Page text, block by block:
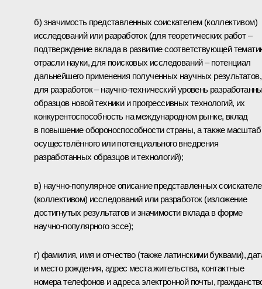
б) значимость представленных соискателем (коллективом)
исследований или разработок (для теоретических работ –
подтверждение вклада в развитие соответствующей
отрасли науки, для поисковых исследований – потенциал
дальнейшего применения полученных научных результатов,
для разработок – научно-технический уровень
образцов новой техники и прогрессивных технологий, их
конкурентоспособность на международном рынке, вклад
в повышение обороноспособности страны, а также масштаб
осуществлённого или потенциального внедрения
разработанных образцов и технологий);
в) научно-популярное описание представленных
(коллективом) исследований или разработок (изложение
достигнутых результатов и значимости вклада в форме
научно-популярного эссе);
г) фамилия, имя и отчество (также латинскими буквами),
и место рождения, адрес места жительства, контактные
номера телефонов и адреса электронной почты,